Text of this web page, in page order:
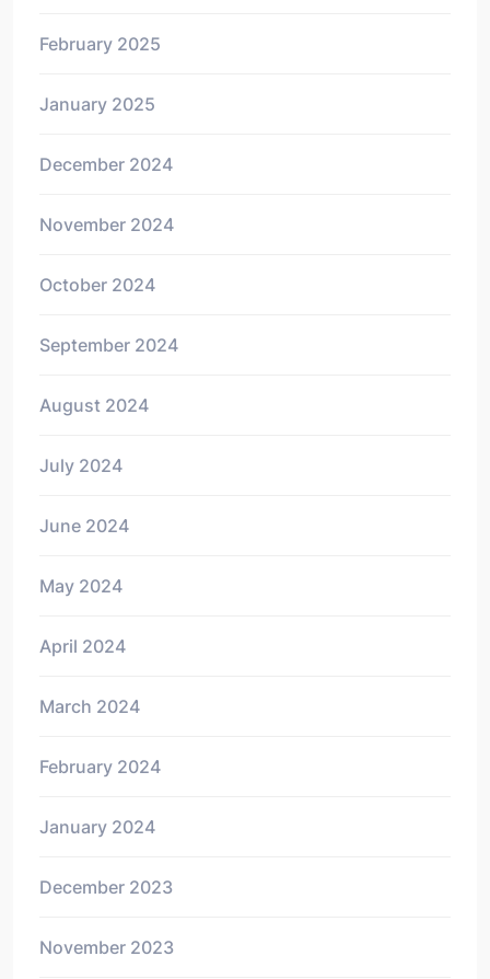
February 2025
January 2025
December 2024
November 2024
October 2024
September 2024
August 2024
July 2024
June 2024
May 2024
April 2024
March 2024
February 2024
January 2024
December 2023
November 2023